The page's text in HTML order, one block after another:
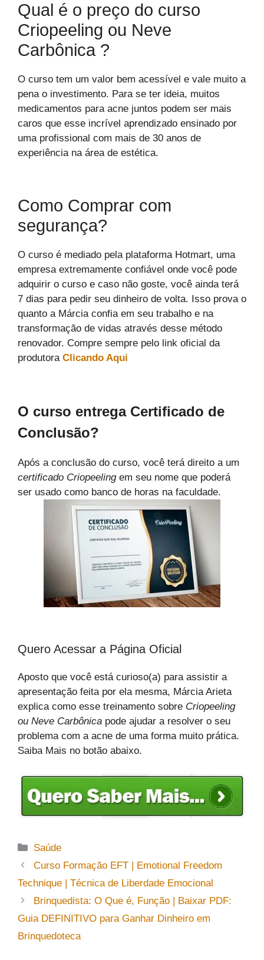
Qual é o preço do curso
Criopeeling ou Neve
Carbônica ?
O curso tem um valor bem acessível e vale muito a
pena o investimento. Para se ter ideia, muitos
medicamentos para acne juntos podem ser mais
caros que esse incrível aprendizado ensinado por
uma profissional com mais de 30 anos de
experiência na área de estética.
Como Comprar com
segurança?
O curso é mediado pela plataforma Hotmart, uma
empresa extremamente confiável onde você pode
adquirir o curso e caso não goste, você ainda terá
7 dias para pedir seu dinheiro de volta. Isso prova o
quanto a Márcia confia em seu trabalho e na
transformação de vidas através desse método
renovador. Compre sempre pelo link oficial da
produtora Clicando Aqui
O curso entrega Certificado de
Conclusão?
Após a conclusão do curso, você terá direito a um
certificado Criopeelingem seu nome que poderá
ser usado como banco de horas na faculdade.
Quero Acessar a Página Oficial
Aposto que você está curioso(a) para assistir a
apresentação feita por ela mesma, Márcia Arieta
explica como esse treinamento sobre Criopeeling
ou Neve Carbônica pode ajudar a resolver o seu
problema com a acne de uma forma muito prática.
Saiba Mais no botão abaixo.
Categorias
Saúde
Curso Formação EFT | Emotional Freedom
Technique | Técnica de Liberdade Emocional
Brinquedista: O Que é, Função | Baixar PDF:
Guia DEFINITIVO para Ganhar Dinheiro em
Brinquedoteca